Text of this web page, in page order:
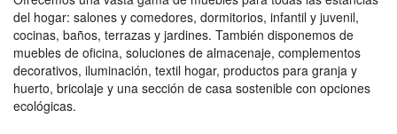
del hogar: salones y comedores, dormitorios, infantil y juvenil,
cocinas, baños, terrazas y jardines. También disponemos de
muebles de oficina, soluciones de almacenaje, complementos
decorativos, iluminación, textil hogar, productos para granja y
huerto, bricolaje y una sección de casa sostenible con opciones
ecológicas.